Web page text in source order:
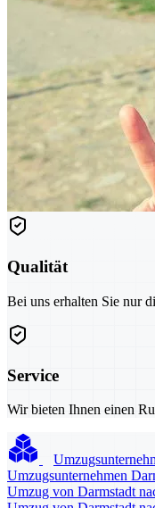
Qualität
Bei uns erhalten Sie nur
Service
Wir bieten Ihnen einen
Umzugsunternehmen
Umzug von Darmstadt